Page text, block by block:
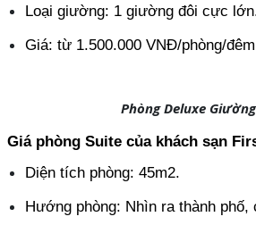
Loại giường: 1 giường đôi cực
Giá: từ 1.500.000 VNĐ/phòng/
Phòng Deluxe
Giá phòng Suite của khách sạn
Diện tích phòng: 45m2.
Hướng phòng: Nhìn ra thành phố,